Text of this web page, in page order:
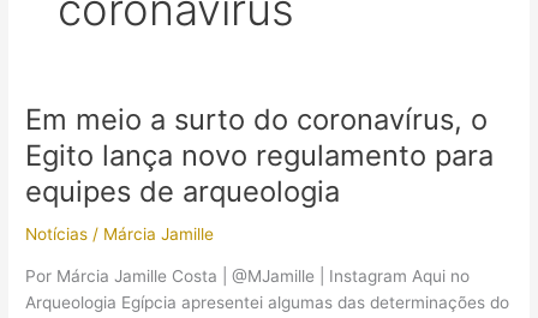
Em meio a surto do coronavírus, o
Egito lança novo regulamento para
equipes de arqueologia
Notícias / Márcia Jamille
Por Márcia Jamille Costa | @MJamille | Instagram Aqui no
Arqueologia Egípcia apresentei algumas das determinações do